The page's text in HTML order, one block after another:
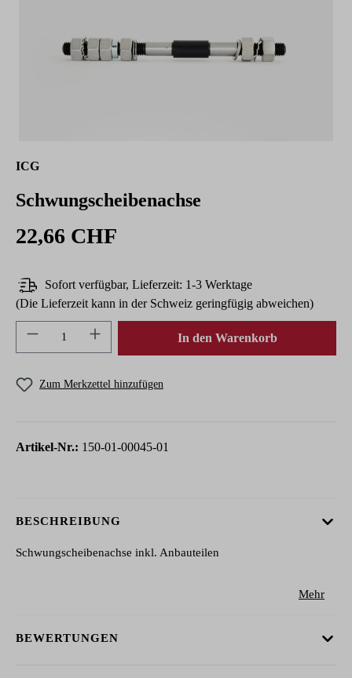
ICG
Schwungscheibenachse
22,66 CHF
Sofort verfügbar, Lieferzeit: 1-3 Werktage
(Die Lieferzeit kann in der Schweiz geringfügig abweichen)
Produkt Anzahl: Gib den gewünschten Wert
In den Warenkorb
Zum Merkzettel hinzufügen
Artikel-Nr.: 150-01-00045-01
BESCHREIBUNG
Schwungscheibenachse inkl. Anbauteilen
Mehr
BEWERTUNGEN